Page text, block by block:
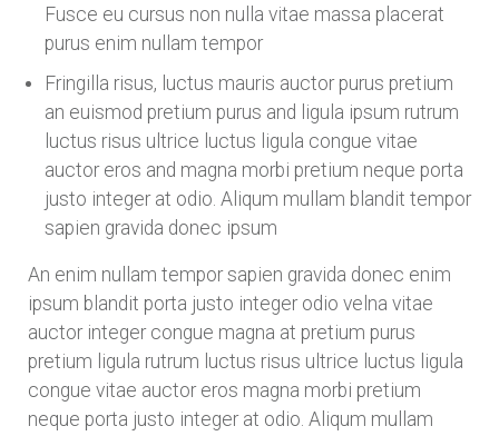
Fusce eu cursus non nulla vitae massa placerat
purus enim nullam tempor
Fringilla risus, luctus mauris auctor purus pretium
an euismod pretium purus and ligula ipsum rutrum
luctus risus ultrice luctus ligula congue vitae
auctor eros and magna morbi pretium neque porta
justo integer at odio. Aliqum mullam blandit tempor
sapien gravida donec ipsum
An enim nullam tempor sapien gravida donec enim
ipsum blandit porta justo integer odio velna vitae
auctor integer congue magna at pretium purus
pretium ligula rutrum luctus risus ultrice luctus ligula
congue vitae auctor eros magna morbi pretium
neque porta justo integer at odio. Aliqum mullam